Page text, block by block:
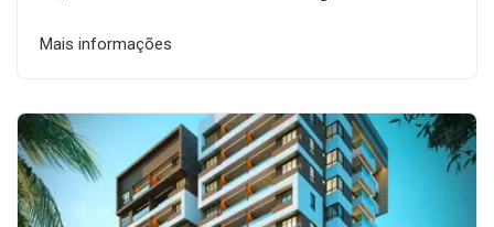
Mais informações